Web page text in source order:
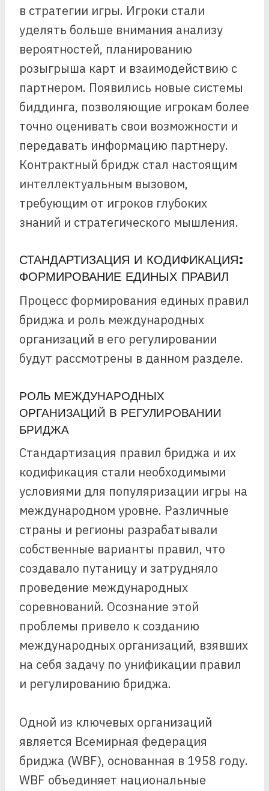
в стратегии игры. Игроки стали
уделять больше внимания анализу
вероятностей, планированию
розыгрыша карт и взаимодействию с
партнером. Появились новые системы
биддинга, позволяющие игрокам более
точно оценивать свои возможности и
передавать информацию партнеру.
Контрактный бридж стал настоящим
интеллектуальным вызовом,
требующим от игроков глубоких
знаний и стратегического мышления.
СТАНДАРТИЗАЦИЯ И КОДИФИКАЦИЯ:
ФОРМИРОВАНИЕ ЕДИНЫХ ПРАВИЛ
Процесс формирования единых правил
бриджа и роль международных
организаций в его регулировании
будут рассмотрены в данном разделе.
РОЛЬ МЕЖДУНАРОДНЫХ
ОРГАНИЗАЦИЙ В РЕГУЛИРОВАНИИ
БРИДЖА
Стандартизация правил бриджа и их
кодификация стали необходимыми
условиями для популяризации игры на
международном уровне. Различные
страны и регионы разрабатывали
собственные варианты правил, что
создавало путаницу и затрудняло
проведение международных
соревнований. Осознание этой
проблемы привело к созданию
международных организаций, взявших
на себя задачу по унификации правил
и регулированию бриджа.
Одной из ключевых организаций
является Всемирная федерация
бриджа (WBF), основанная в 1958 году.
WBF объединяет национальные